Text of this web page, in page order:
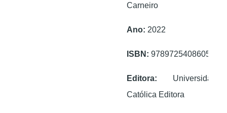
Carneiro
Ano: 2022
ISBN: 9789725408605
Editora: Universidade
Católica Editora